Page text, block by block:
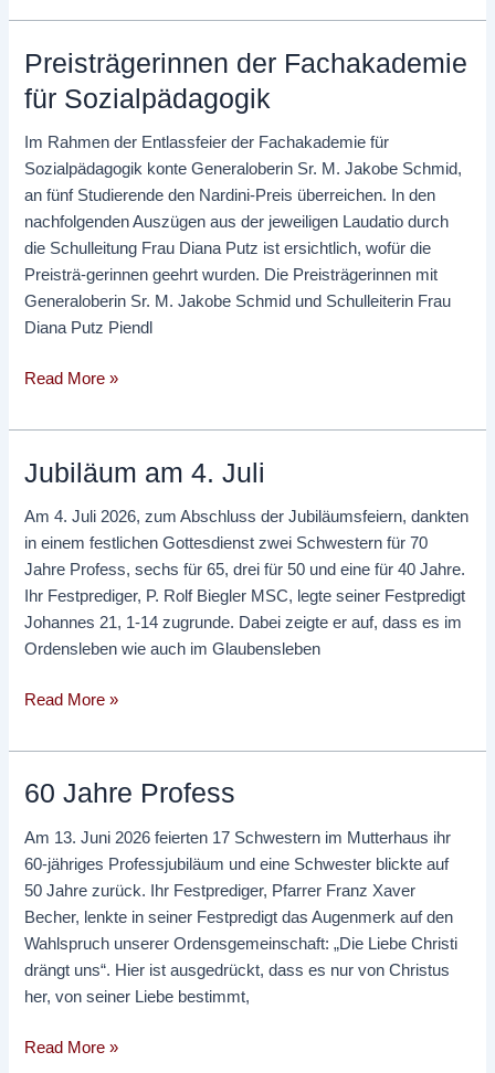
Preisträgerinnen der Fachakademie
für Sozialpädagogik
Im Rahmen der Entlassfeier der Fachakademie für
Sozialpädagogik konte Generaloberin Sr. M. Jakobe Schmid,
an fünf Studierende den Nardini-Preis überreichen. In den
nachfolgenden Auszügen aus der jeweiligen Laudatio durch
die Schulleitung Frau Diana Putz ist ersichtlich, wofür die
Preisträ-gerinnen geehrt wurden. Die Preisträgerinnen mit
Generaloberin Sr. M. Jakobe Schmid und Schulleiterin Frau
Diana Putz Piendl
Preisträgerinnen
Fachakademie
für
Sozialpädagogik
Read More »
Jubiläum am 4. Juli
Am 4. Juli 2026, zum Abschluss der Jubiläumsfeiern, dankten
in einem festlichen Gottesdienst zwei Schwestern für 70
Jahre Profess, sechs für 65, drei für 50 und eine für 40 Jahre.
Ihr Festprediger, P. Rolf Biegler MSC, legte seiner Festpredigt
Johannes 21, 1-14 zugrunde. Dabei zeigte er auf, dass es im
Ordensleben wie auch im Glaubensleben
Jubiläum
4.
Juli
Read More »
60 Jahre Profess
Am 13. Juni 2026 feierten 17 Schwestern im Mutterhaus ihr
60-jähriges Professjubiläum und eine Schwester blickte auf
50 Jahre zurück. Ihr Festprediger, Pfarrer Franz Xaver
Becher, lenkte in seiner Festpredigt das Augenmerk auf den
Wahlspruch unserer Ordensgemeinschaft: „Die Liebe Christi
drängt uns“. Hier ist ausgedrückt, dass es nur von Christus
her, von seiner Liebe bestimmt,
60
Profess
Read More »